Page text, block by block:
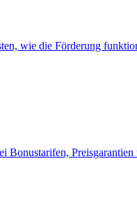
wie die Förderung